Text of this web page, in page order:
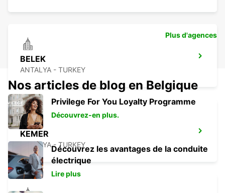
BELEK
ANTALYA - TURKEY
KEMER
ANTALYA - TURKEY
Plus d'agences
Nos articles de blog en Belgique
Privilege For You Loyalty Programme
Découvrez-en plus.
Découvrez les avantages de la conduite
électrique
Lire plus